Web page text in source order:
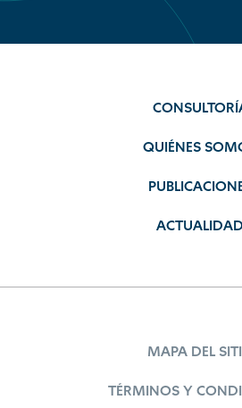
QUIÉNES
ACTUALIDAD
MAPA DEL
TÉRMINOS Y